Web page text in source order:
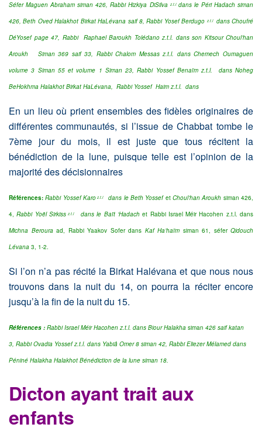
Séfer Maguen Abraham siman 426, Rabbi Hizkiya DiSilva z.t.ldans le Péri Hadach siman
426, Beth Oved Halakhot Birkat HaLévana saif 8, Rabbi Yosef Berdugo z.t.l dans Choufré
DéYosef page 47, Rabbi Raphael Baroukh Tolédano z.t.l. dans son Kitsour Choul’han
Aroukh Siman 369 saif 33, Rabbi Chalom Messas z.t.l. dans Chemech Oumaguen
volume 3 Siman 55 et volume 1 Siman 23, Rabbi Yossef Benaïm z.t.l. dans Noheg
BeHokhma Halakhot Birkat HaLévana, Rabbi Yossef Haim z.t.l. dans
En un lieu où prient ensembles des fidèles originaires de
différentes communautés, si l’issue de Chabbat tombe le
7ème jour du mois, il est juste que tous récitent la
bénédiction de la lune, puisque telle est l’opinion de la
majorité des décisionnaires
Références: Rabbi Yossef Karo z.t.l dans leBeth YossefetChoul’han Aroukh siman 426,
4,Rabbi Yoël Sirkissz.t.l dans le Baït ‘Hadachet Rabbi Israel Méir Hacohen z.t.l. dans
Michna Berouraad, Rabbi Yaakov Sofer dans Kaf Ha’haïm siman 61, séfer Qidouch
Lévana 3, 1-2.
Si l’on n’a pas récité la Birkat Halévana et que nous nous
trouvons dans la nuit du 14, on pourra la réciter encore
jusqu’à la fin de la nuit du 15.
Références : Rabbi Israel Méir Hacohen z.t.l. dans Biour Halakha siman 426 saif katan
3, Rabbi Ovadia Yossef z.t.l. dans Yabiâ Omer 8 siman 42, Rabbi Eliezer Mélamed dans
Péniné Halakha Halakhot Bénédiction de la lune siman 18.
Dicton ayant trait aux
enfants